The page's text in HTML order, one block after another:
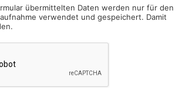
übermittelten Daten werden nur für den
verwendet und gespeichert. Damit